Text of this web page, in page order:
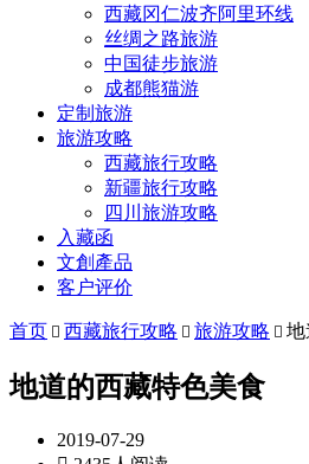
西藏冈仁波齐阿里环线
丝绸之路旅游
中国徒步旅游
成都熊猫游
定制旅游
旅游攻略
西藏旅行攻略
新疆旅行攻略
四川旅游攻略
入藏函
文創產品
客户评价
首页  西藏旅行攻略  旅游攻略  地
地道的西藏特色美食
2019-07-29